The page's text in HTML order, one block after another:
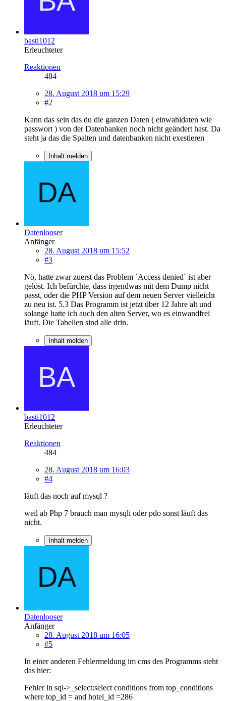
basti1012
Erleuchteter
Reaktionen
484
28. August 2018 um 15:29
#2
Kann das sein das du die ganzen Daten ( einwahldaten wie
passwort ) von der Datenbanken noch nicht geändert hast. Da
steht ja das die Spalten und datenbanken nicht exestieren
Inhalt melden
Datenlooser
Anfänger
28. August 2018 um 15:52
#3
Nö, hatte zwar zuerst das Problem `Access denied` ist aber
gelöst. Ich befürchte, dass irgendwas mit dem Dump nicht
passt, oder die PHP Version auf dem neuen Server vielleicht
zu neu ist. 5.3 Das Programm ist jetzt über 12 Jahre alt und
solange hatte ich auch den alten Server, wo es einwandfrei
läuft. Die Tabellen sind alle drin.
Inhalt melden
basti1012
Erleuchteter
Reaktionen
484
28. August 2018 um 16:03
#4
läuft das noch auf mysql ?
weil ab Php 7 brauch man mysqli oder pdo sonst läuft das
nicht.
Inhalt melden
Datenlooser
Anfänger
28. August 2018 um 16:05
#5
In einer anderen Fehlermeldung im cms des Programms steht
das hier:
Fehler in sql->_select:select conditions from top_conditions
where top_id = and hotel_id =286